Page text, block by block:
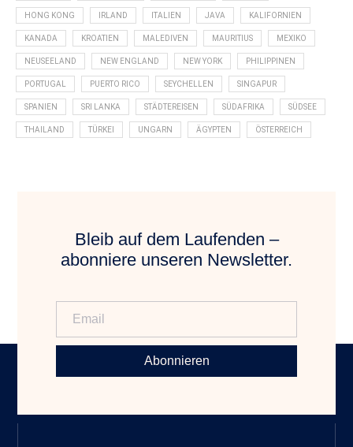
HONG KONG IRLAND ITALIEN JAVA KALIFORNIEN
KANADA KROATIEN MALEDIVEN MAURITIUS MEXIKO
NEUSEELAND NEW ENGLAND NEW YORK PHILIPPINEN
PORTUGAL PUERTO RICO SEYCHELLEN SINGAPUR
SPANIEN SRI LANKA STÄDTEREISEN SÜDAFRIKA SÜDSEE
THAILAND TÜRKEI UNGARN ÄGYPTEN ÖSTERREICH
Bleib auf dem Laufenden –
abonniere unseren Newsletter.
Abonnieren